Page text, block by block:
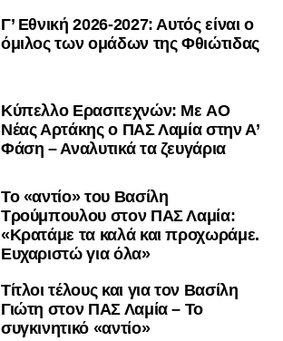
Γ’ Εθνική 2026-2027: Αυτός είναι ο
όμιλος των ομάδων της Φθιώτιδας
Kύπελλο Ερασιτεχνών: Με AO
Nέας Αρτάκης ο ΠΑΣ Λαμία στην Α’
Φάση – Αναλυτικά τα ζευγάρια
Το «αντίο» του Βασίλη
Τρούμπουλου στον ΠΑΣ Λαμία:
«Κρατάμε τα καλά και προχωράμε.
Ευχαριστώ για όλα»
Τίτλοι τέλους και για τον Βασίλη
Γιώτη στον ΠΑΣ Λαμία – Το
συγκινητικό «αντίο»